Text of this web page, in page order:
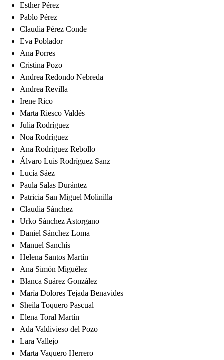
Esther Pérez
Pablo Pérez
Claudia Pérez Conde
Eva Poblador
Ana Porres
Cristina Pozo
Andrea Redondo Nebreda
Andrea Revilla
Irene Rico
Marta Riesco Valdés
Julia Rodríguez
Noa Rodríguez
Ana Rodríguez Rebollo
Álvaro Luis Rodríguez Sanz
Lucía Sáez
Paula Salas Durántez
Patricia San Miguel Molinilla
Claudia Sánchez
Urko Sánchez Astorgano
Daniel Sánchez Loma
Manuel Sanchís
Helena Santos Martín
Ana Simón Miguélez
Blanca Suárez González
María Dolores Tejada Benavides
Sheila Toquero Pascual
Elena Toral Martín
Ada Valdivieso del Pozo
Lara Vallejo
Marta Vaquero Herrero